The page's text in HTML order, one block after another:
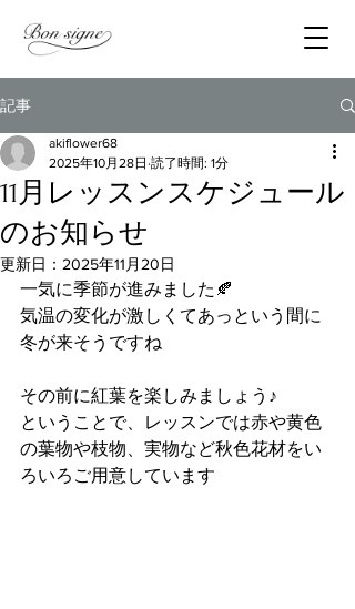
記事
11月レッスンスケジュール
のお知らせ
akiflower68
2025年10月28日 読了時間: 1分
更新日： 2025年11月20日
一気に季節が進みました🍂
気温の変化が激しくてあっという間に
冬が来そうですね
その前に紅葉を楽しみましょう♪
ということで、レッスンでは赤や黄色
の葉物や枝物、実物など秋色花材をい
ろいろご用意しています